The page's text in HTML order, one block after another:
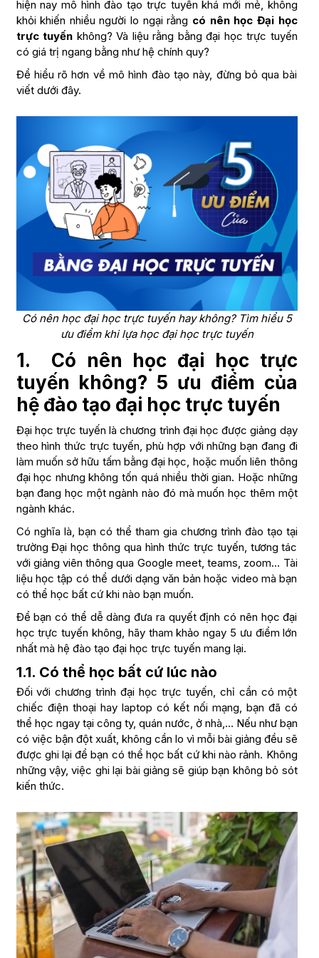
hiện nay mô hình đào tạo trực tuyến khá mới mẻ, không
khỏi khiến nhiều người lo ngại rằng có nên học Đại học
trực tuyến không? Và liệu rằng bằng đại học trực tuyến
có giá trị ngang bằng như hệ chính quy?
Để hiểu rõ hơn về mô hình đào tạo này, đừng bỏ qua bài
viết dưới đây.
Có nên học đại học trực tuyến hay không? Tìm hiểu 5
ưu điểm khi lựa học đại học trực tuyến
1. Có nên học đại học trực
tuyến không? 5 ưu điểm của
hệ đào tạo đại học trực tuyến
Đại học trực tuyến là chương trình đại học được giảng dạy
theo hình thức trực tuyến, phù hợp với những bạn đang đi
làm muốn sở hữu tấm bằng đại học, hoặc muốn liên thông
đại học nhưng không tốn quá nhiều thời gian. Hoặc những
bạn đang học một ngành nào đó mà muốn học thêm một
ngành khác.
Có nghĩa là, bạn có thể tham gia chương trình đào tạo tại
trường Đại học thông qua hình thức trực tuyến, tương tác
với giảng viên thông qua Google meet, teams, zoom… Tài
liệu học tập có thể dưới dạng văn bản hoặc video mà bạn
có thể học bất cứ khi nào bạn muốn.
Để bạn có thể dễ dàng đưa ra quyết định có nên học đại
học trực tuyến không, hãy tham khảo ngay 5 ưu điểm lớn
nhất mà hệ đào tạo đại học trực tuyến mang lại.
1.1. Có thể học bất cứ lúc nào
Đối với chương trình đại học trực tuyến, chỉ cần có một
chiếc điện thoại hay laptop có kết nối mạng, bạn đã có
thể học ngay tại công ty, quán nước, ở nhà,… Nếu như bạn
có việc bận đột xuất, không cần lo vì mỗi bài giảng đều sẽ
được ghi lại để bạn có thể học bất cứ khi nào rảnh. Không
những vậy, việc ghi lại bài giảng sẽ giúp bạn không bỏ sót
kiến thức.